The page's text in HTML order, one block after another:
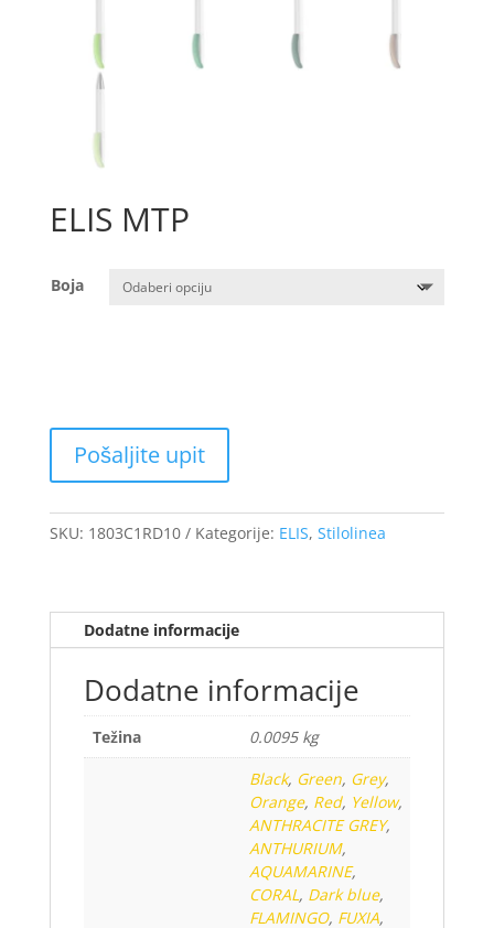
ELIS MTP
Boja
SKU: 1803C1RD10 Kategorije: ELIS, Stilolinea
Dodatne informacije
Dodatne informacije
Težina
0.0095 kg
Black, Green, Grey,
Orange, Red, Yellow,
ANTHRACITE GREY,
ANTHURIUM,
AQUAMARINE,
CORAL, Dark blue,
FLAMINGO, FUXIA,